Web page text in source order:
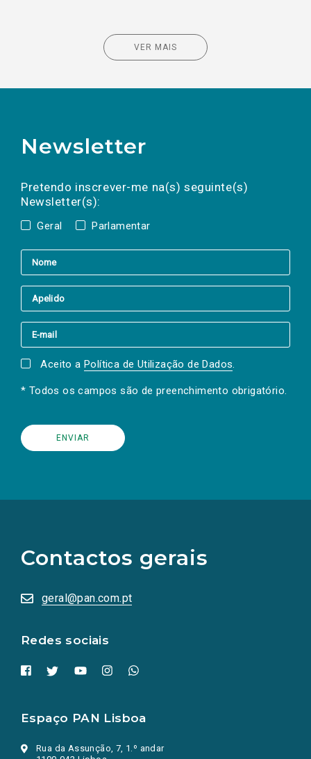
VER MAIS
Newsletter
Pretendo inscrever-me na(s) seguinte(s)
Newsletter(s):
Geral Parlamentar
a(s) newsletter(s).
mail
Aceito a Política de Utilização de Dados.
* Todos os campos são de preenchimento obrigatório.
Contactos gerais
geral@pan.com.pt
Redes sociais
redes
sociais
numa
nova
Espaço PAN Lisboa
Rua da Assunção, 7, 1.º andar